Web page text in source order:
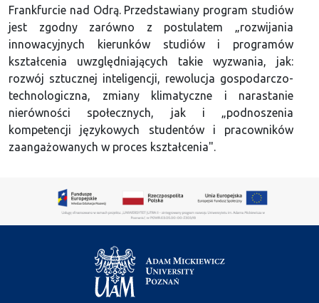
Frankfurcie nad Odrą. Przedstawiany program studiów
jest zgodny zarówno z postulatem „rozwijania
innowacyjnych kierunków studiów i programów
kształcenia uwzględniających takie wyzwania, jak:
rozwój sztucznej inteligencji, rewolucja gospodarczo-
technologiczna, zmiany klimatyczne i narastanie
nierówności społecznych, jak i „podnoszenia
kompetencji językowych studentów i pracowników
zaangażowanych w proces kształcenia".